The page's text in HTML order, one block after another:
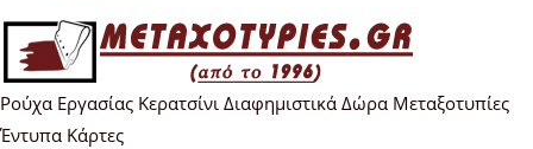
Ρούχα Εργασίας Κερατσίνι Διαφημιστικά Δώρα Μεταξοτυπίες
Έντυπα Κάρτες